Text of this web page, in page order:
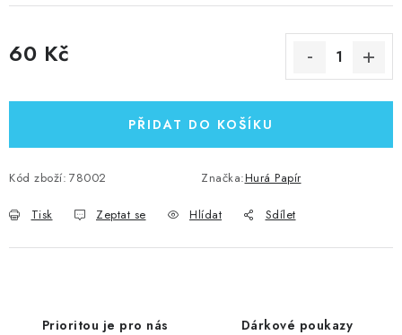
60 Kč
PŘIDAT DO KOŠÍKU
Kód zboží: 78002 Značka:Hurá Papír
Tisk Zeptat se Hlídat Sdílet
Prioritou je pro nás Dárkové poukazy